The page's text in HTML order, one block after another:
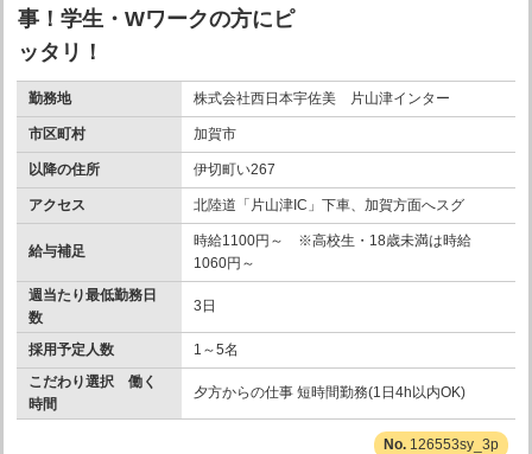
事！学生・Wワークの方にピ
ッタリ！
勤務地 株式会社西日本宇佐美 片山津インター
市区町村 加賀市
以降の住所 伊切町い267
アクセス 北陸道「片山津IC」下車、加賀方面へスグ
給与補足
時給1100円～ ※高校生・18歳未満は時給
1060円～
週当たり最低勤務日
数
3日
採用予定人数
1～5名
こだわり選択 働く
時間
夕方からの仕事 短時間勤務(1日4h以内OK)
126553sy_3p